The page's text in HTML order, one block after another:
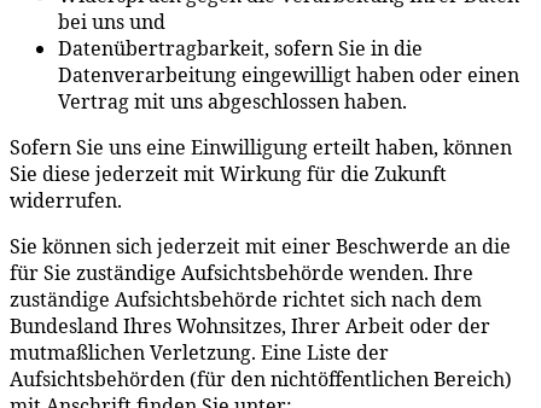
bei uns und
Datenübertragbarkeit, sofern Sie in die
Datenverarbeitung eingewilligt haben oder einen
Vertrag mit uns abgeschlossen haben.
Sofern Sie uns eine Einwilligung erteilt haben, können
Sie diese jederzeit mit Wirkung für die Zukunft
widerrufen.
Sie können sich jederzeit mit einer Beschwerde an die
für Sie zuständige Aufsichtsbehörde wenden. Ihre
zuständige Aufsichtsbehörde richtet sich nach dem
Bundesland Ihres Wohnsitzes, Ihrer Arbeit oder der
mutmaßlichen Verletzung. Eine Liste der
Aufsichtsbehörden (für den nichtöffentlichen Bereich)